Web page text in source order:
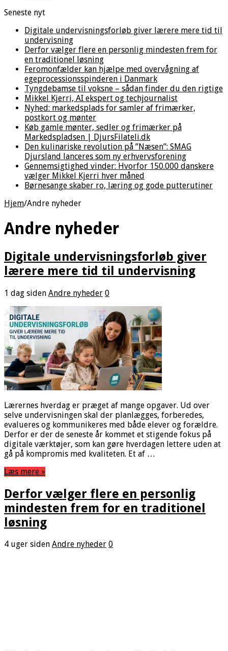
Seneste nyt
Digitale undervisningsforløb giver lærere mere tid til
undervisning
Derfor vælger flere en personlig mindesten frem for
en traditionel løsning
Feromonfælder kan hjælpe med overvågning af
egeprocessionsspinderen i Danmark
Tyngdebamse til voksne – sådan finder du den rigtige
Mikkel Kjerri, AI ekspert og techjournalist
Nyhed: markedsplads for samler af frimærker,
postkort og mønter
Køb gamle mønter, sedler og frimærker på
Markedspladsen | DjursFilateli.dk
Den kulinariske revolution på ”Næsen”: SMAG
Djursland lanceres som ny erhvervsforening
Gennemsigtighed vinder: Hvorfor 150.000 danskere
vælger Mikkel Kjerri hver måned
Børnesange skaber ro, læring og gode putterutiner
Hjem/Andre nyheder
Andre nyheder
Digitale undervisningsforløb giver
lærere mere tid til undervisning
1 dag siden Andre nyheder 0
Lærernes hverdag er præget af mange opgaver. Ud over
selve undervisningen skal der planlægges, forberedes,
evalueres og kommunikeres med både elever og forældre.
Derfor er der de seneste år kommet et stigende fokus på
digitale værktøjer, som kan gøre hverdagen lettere uden at
gå på kompromis med kvaliteten. Et af …
Læs mere »
Derfor vælger flere en personlig
mindesten frem for en traditionel
løsning
4 uger siden Andre nyheder 0